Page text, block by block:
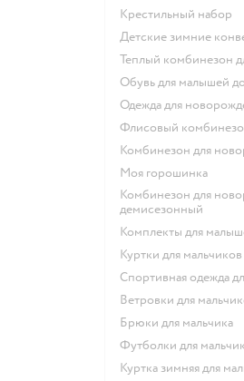
Крестильный набор
Детские зимние
Теплый комбинезон
Обувь для малышей
Одежда для
Флисовый
Комбинезон для
Моя горошинка
Комбинезон для новорожденных
демисезонный
Комплекты для
Куртки для мальчиков
Спортивная одежда
Ветровки для
Брюки для мальчика
Футболки для
Куртка зимняя для